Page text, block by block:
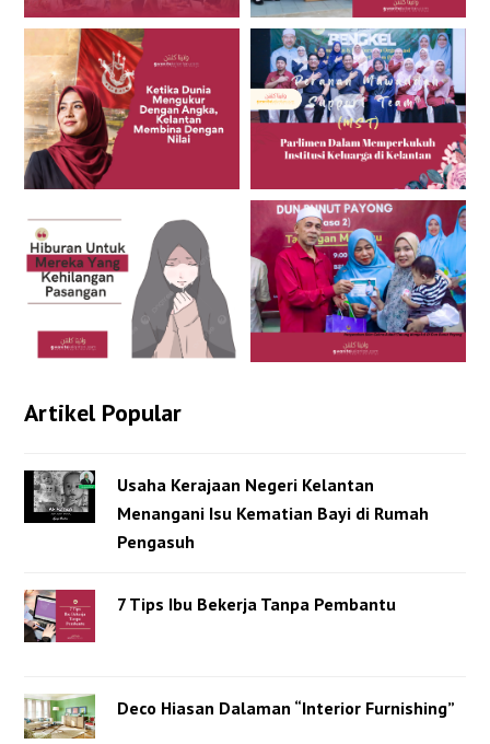
Artikel Popular
Usaha Kerajaan Negeri Kelantan
Menangani Isu Kematian Bayi di Rumah
Pengasuh
7 Tips Ibu Bekerja Tanpa Pembantu
Deco Hiasan Dalaman “Interior Furnishing”